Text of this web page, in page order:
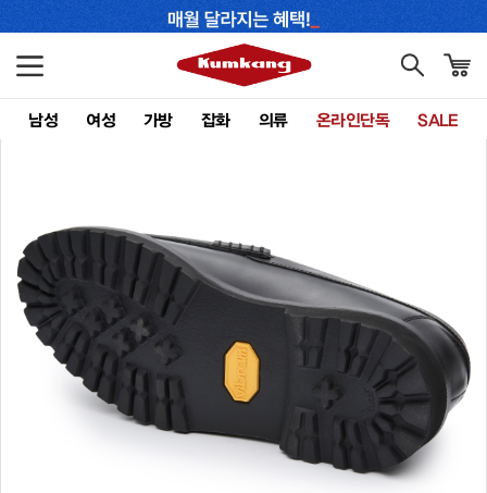
남성 여성 가방 잡화 의류 온라인단독 SALE